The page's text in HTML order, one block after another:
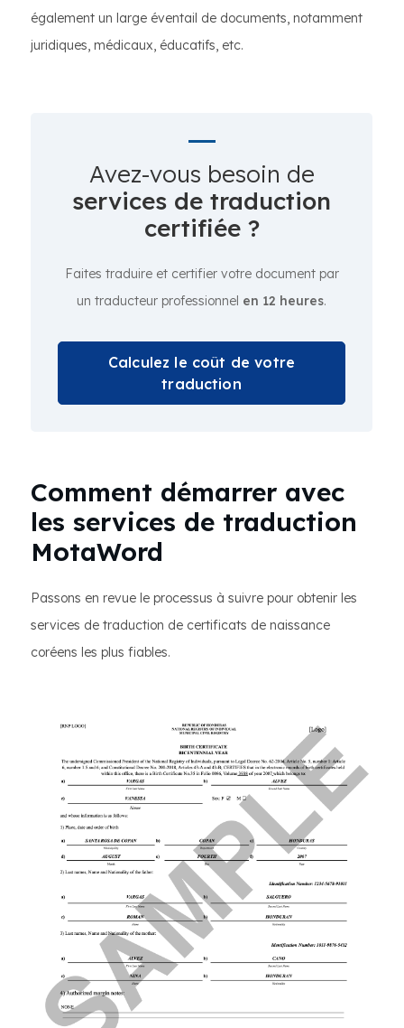
également un large éventail de documents, notamment
juridiques, médicaux, éducatifs, etc.
Avez-vous besoin de
services de traduction
certifiée ?
Faites traduire et certifier votre document par
un traducteur professionnel en 12 heures.
Calculez le coût de votre
traduction
Comment démarrer avec
les services de traduction
MotaWord
Passons en revue le processus à suivre pour obtenir les
services de traduction de certificats de naissance
coréens les plus fiables.